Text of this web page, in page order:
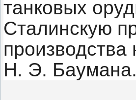
танковых
Сталинскую
Н. Э. Баумана.